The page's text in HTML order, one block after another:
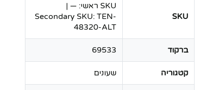
SKU
SKU ראשי: — |
Secondary SKU: TEN-
48320-ALT
ברקוד 69533
קטגוריה שעונים